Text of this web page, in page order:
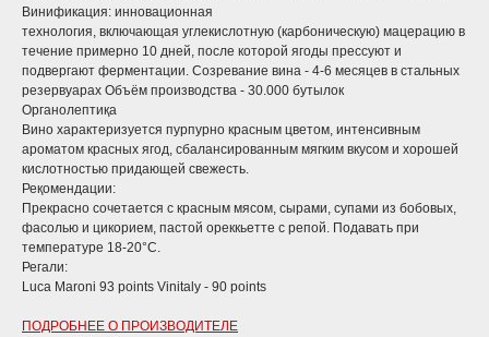
Винификация: инновационная
технология, включающая углекислотную (карбоническую) мацерацию в
течение примерно 10 дней, после которой ягоды прессуют и
подвергают ферментации. Созревание вина - 4-6 месяцев в стальных
резервуарах Объём производства - 30.000 бутылок
Органолептиқа
Вино характеризуется пурпурно красным цветом, интенсивным
ароматом красных ягод, сбалансированным мягким вкусом и хорошей
кислотностью придающей свежесть.
Реқомендации:
Прекрасно сочетается с красным мясом, сырами, супами из бобовых,
фасолью и цикорием, пастой ореккьетте с репой. Подавать при
температуре 18-20°С.
Регали:
Luca Maroni 93 points Vinitaly - 90 points
ПОДРОБНЕЕ О ПРОИЗВОДИТЕЛЕ